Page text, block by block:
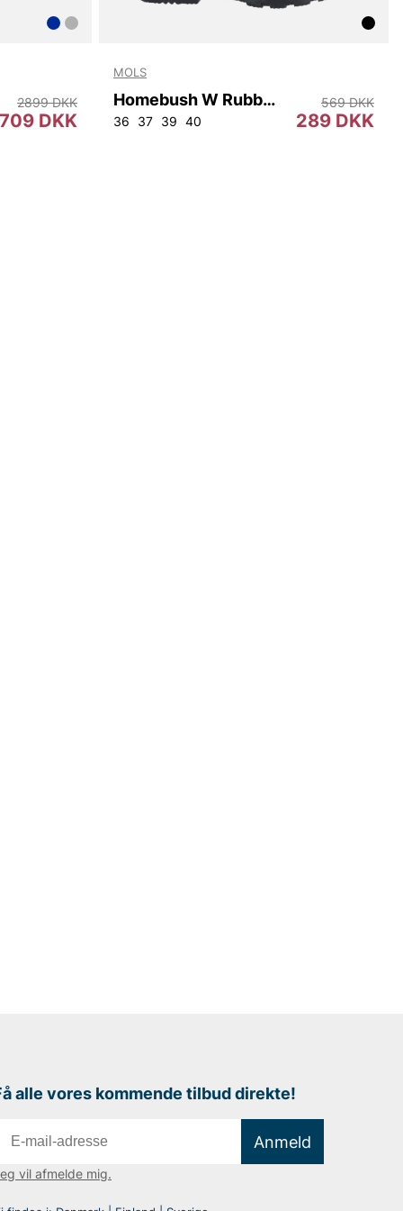
96 100 104 108
709 DKK
2899 DKK
MOLS
Homebush W Rubber Boot
36 37 39 40 289 DKK
569 DKK
alle vores kommende tilbud direkte!
Anmeld
vil afmelde mig.